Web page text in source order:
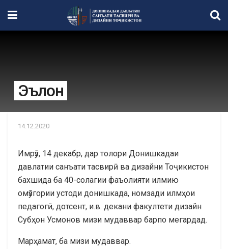
Эълон
14.12.2020
Имрӯз, 14 декабр, дар толори Донишкадаи
давлатии санъати тасвирӣ ва дизайни Тоҷикистон
бахшида ба 40-солагии фаъолияти илмию
омӯзгории устоди донишкада, номзади илмҳои
педагогӣ, дотсент, и.в. декани факултети дизайн
Субҳон Усмонов мизи мудаввар барпо мегардад.
Марҳамат, ба мизи мудаввар.